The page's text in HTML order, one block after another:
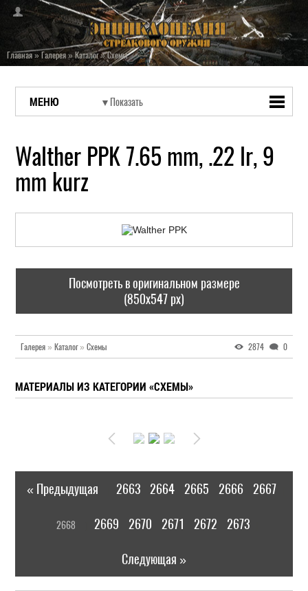
Главная»Галерея»Каталог»Схемы
МЕНЮ
Walther PPK 7.65 mm, .22 lr, 9
mm kurz
Посмотреть в оригинальном размере
(850x547 px)
Галерея » Каталог» Схемы 2874 0
МАТЕРИАЛЫ ИЗ КАТЕГОРИИ «СХЕМЫ»
« Предыдущая 2663 2664 2665 2666 2667
2668 2669 2670 2671 2672 2673
Следующая »